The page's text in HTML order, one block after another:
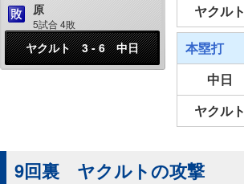
原
5試合 4敗
ヤクルト 3 - 6 中日
ヤクルト
本塁打
中日
ヤクルト
9回裏 ヤクルトの攻撃